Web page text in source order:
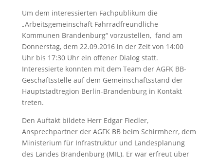
Um dem interessierten Fachpublikum die
„Arbeitsgemeinschaft Fahrradfreundliche
Kommunen Brandenburg“ vorzustellen, fand am
Donnerstag, dem 22.09.2016 in der Zeit von 14:00
Uhr bis 17:30 Uhr ein offener Dialog statt.
Interessierte konnten mit dem Team der AGFK BB-
Geschäftsstelle auf dem Gemeinschaftsstand der
Hauptstadtregion Berlin-Brandenburg in Kontakt
treten.
Den Auftakt bildete Herr Edgar Fiedler,
Ansprechpartner der AGFK BB beim Schirmherr, dem
Ministerium für Infrastruktur und Landesplanung
des Landes Brandenburg (MIL). Er war erfreut über